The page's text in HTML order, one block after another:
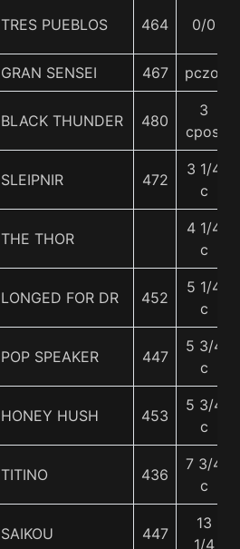
TRES PUEBLOS 464 0/0
GRAN SENSEI 467 pczo.
BLACK THUNDER 480
3
cpos.
SLEIPNIR 472
3 1/4
c
THE THOR
4 1/4
c
LONGED FOR DR 452
5 1/4
c
POP SPEAKER 447
5 3/4
c
HONEY HUSH 453
5 3/4
c
TITINO 436
7 3/4
c
SAIKOU 447
13
1/4